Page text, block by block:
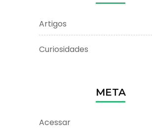
Artigos
Curiosidades
META
Acessar